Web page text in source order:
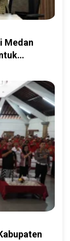
Medan